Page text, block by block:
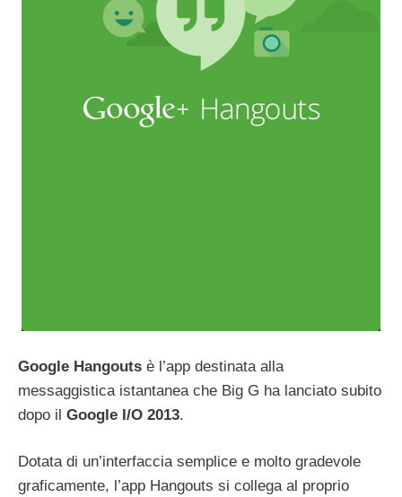
Google Hangouts è l’app destinata alla
messaggistica istantanea che Big G ha lanciato subito
dopo il Google I/O 2013.
Dotata di un’interfaccia semplice e molto gradevole
graficamente, l’app Hangouts si collega al proprio